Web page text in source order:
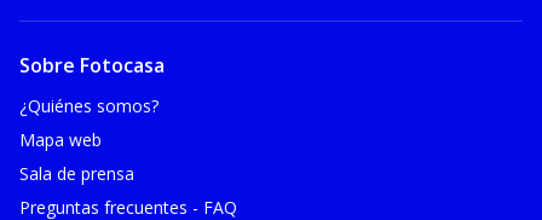
Sobre Fotocasa
¿Quiénes somos?
Mapa web
Sala de prensa
Preguntas frecuentes - FAQ